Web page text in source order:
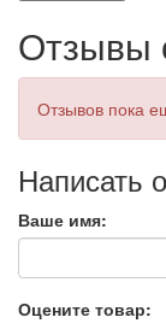
Отзывы
Отзывов пока
Написать
Ваше имя:
Оцените товар: